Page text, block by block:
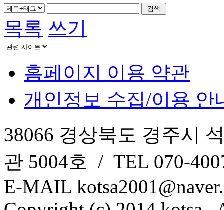
목록 쓰기
홈페이지 이용 약관
개인정보 수집/이용 안
38066 경상북도 경주시
관 5004호 / TEL 070-
E-MAIL